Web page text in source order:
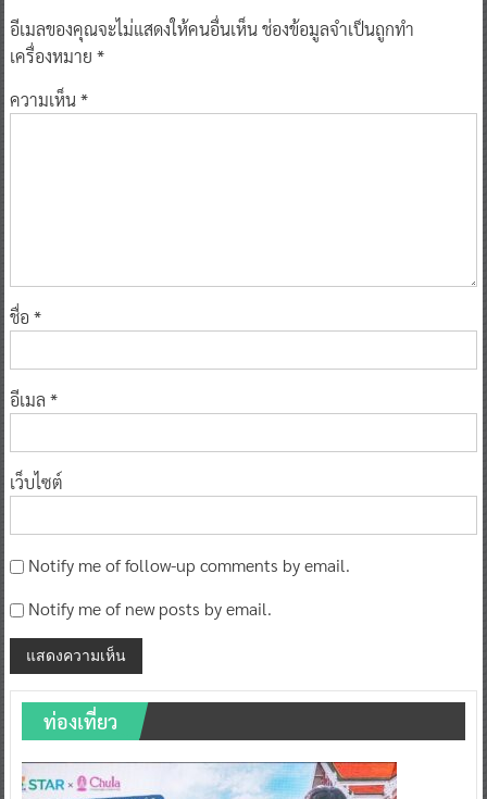
อีเมลของคุณจะไม่แสดงให้คนอื่นเห็นช่องข้อมูลจำเป็นถูกทำ
เครื่องหมาย *
ความเห็น*
ชื่อ *
อีเมล *
เว็บไซต์
Notify me of follow-up comments by email.
Notify me of new posts by email.
ท่องเที่ยว